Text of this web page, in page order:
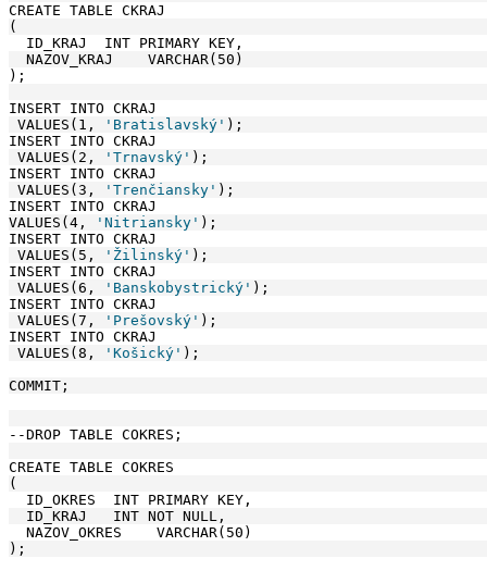
CREATE TABLE CKRAJ
(
  ID_KRAJ  INT PRIMARY KEY,
  NAZOV_KRAJ    VARCHAR(50)
);
INSERT INTO CKRAJ
VALUES(1,
'Bratislavský' );
INSERT INTO CKRAJ
VALUES(2,
'Trnavský' );
INSERT INTO CKRAJ
VALUES(3,
'Trenčiansky' );
INSERT INTO CKRAJ
VALUES(4,
'Nitriansky' );
INSERT INTO CKRAJ
VALUES(5,
'Žilinský' );
INSERT INTO CKRAJ
VALUES(6,
'Banskobystrický' );
INSERT INTO CKRAJ
VALUES(7,
'Prešovský' );
INSERT INTO CKRAJ
VALUES(8,
'Košický' );
COMMIT;
--DROP TABLE COKRES;
CREATE TABLE COKRES
(
  ID_OKRES  INT PRIMARY KEY,
  ID_KRAJ   INT NOT NULL,
  NAZOV_OKRES    VARCHAR(50)
);